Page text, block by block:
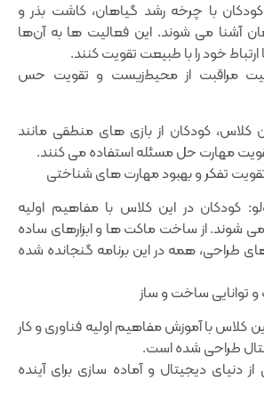
با چرخه رشد گیاهان، کاشت بذر و
آشنا می‌ شوند. این فعالیت ‌ها به آن‌ها
خود را با طبیعت تقویت کنند.
مراقبت از محیط‌زیست و تقویت حس
کلاس، کودکان از بازی ‌های منطقی مانند
مهارت حل مسئله استفاده می‌ کنند.
تفکر و بهبود مهارت ‌های شناختی
کودکان در این کلاس با مفاهیم اولیه
‌شوند. از ساخت ماکت ‌ها و ابزارهای ساده
طراحی، همه در این برنامه گنجانده شده
توانایی ساخت و ساز
کلاس با آموزش مفاهیم اولیه فناوری و کار
طراحی شده است.
دنیای دیجیتال و آماده ‌سازی برای آینده